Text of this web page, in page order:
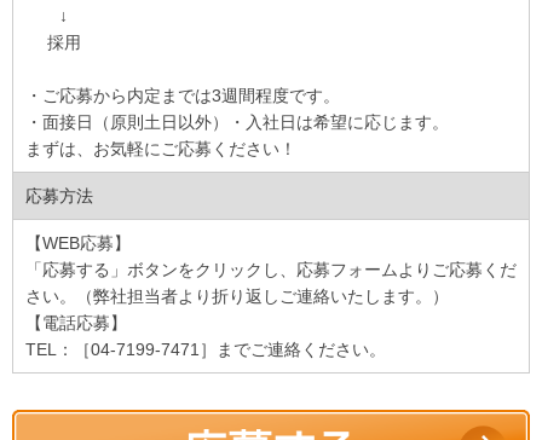
↓
採用
・ご応募から内定までは3週間程度です。
・面接日（原則土日以外）・入社日は希望に応じます。
まずは、お気軽にご応募ください！
応募方法
【WEB応募】
「応募する」ボタンをクリックし、応募フォームよりご応募くだ
さい。（弊社担当者より折り返しご連絡いたします。）
【電話応募】
TEL：［04-7199-7471］までご連絡ください。